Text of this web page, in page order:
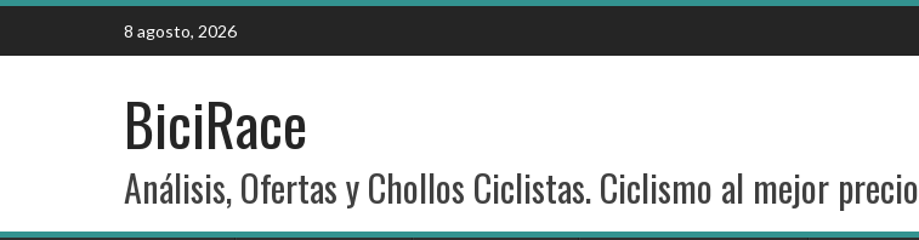
Skip
content
8 agosto, 2026
BiciRace
Análisis, Ofertas y Chollos Ciclistas. Ciclismo al mejor precio